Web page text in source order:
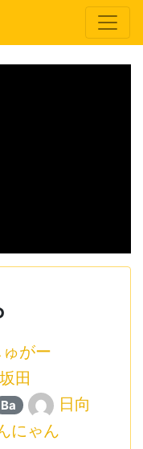
ゅがー
坂田
Ba 日向
にゃん